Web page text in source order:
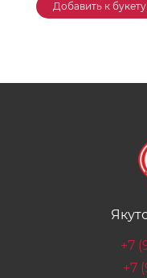
Добавить к букету
+7
+7